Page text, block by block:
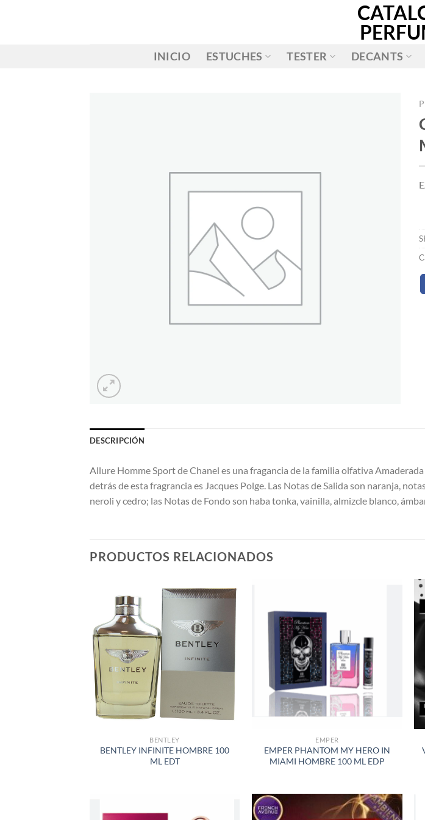
INICIO ESTUCHES TESTER DECANTS
DESCRIPCIÓN
Allure Homme Sport de Chanel es una fragancia de la familia olfativa
detrás de esta fragrancia es Jacques Polge. Las Notas de Salida son naranja,
neroli y cedro; las Notas de Fondo son haba tonka, vainilla, almizcle blanco,
PRODUCTOS RELACIONADOS
A LA
LISTA
DE
BENTLEY
BENTLEY INFINITE HOMBRE 100
ML EDT
DESEOS
EMPER
EMPER PHANTOM MY HERO IN
MIAMI HOMBRE 100 ML EDP